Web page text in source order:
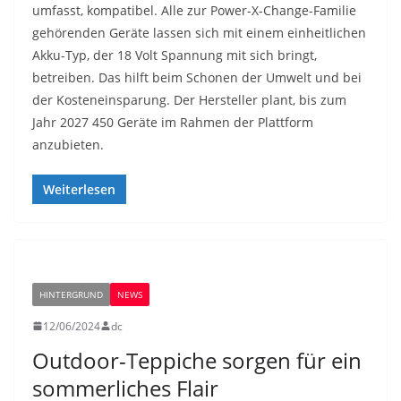
umfasst, kompatibel. Alle zur Power-X-Change-Familie
gehörenden Geräte lassen sich mit einem einheitlichen
Akku-Typ, der 18 Volt Spannung mit sich bringt,
betreiben. Das hilft beim Schonen der Umwelt und bei
der Kosteneinsparung. Der Hersteller plant, bis zum
Jahr 2027 450 Geräte im Rahmen der Plattform
anzubieten.
Weiterlesen
HINTERGRUND NEWS
12/06/2024 dc
Outdoor-Teppiche sorgen für ein
sommerliches Flair